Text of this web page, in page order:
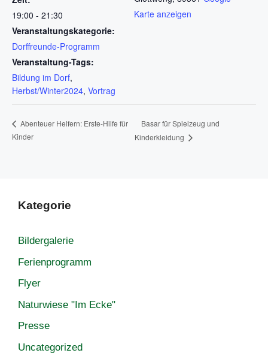
19:00 - 21:30
Veranstaltungskategorie:
Dorffreunde-Programm
Veranstaltung-Tags:
Bildung im Dorf,
Herbst/Winter2024, Vortrag
Karte anzeigen
Abenteuer Helfern: Erste-Hilfe für
Kinder
Basar für Spielzeug und
Kinderkleidung
Kategorie
Bildergalerie
Ferienprogramm
Flyer
Naturwiese "Im Ecke"
Presse
Uncategorized